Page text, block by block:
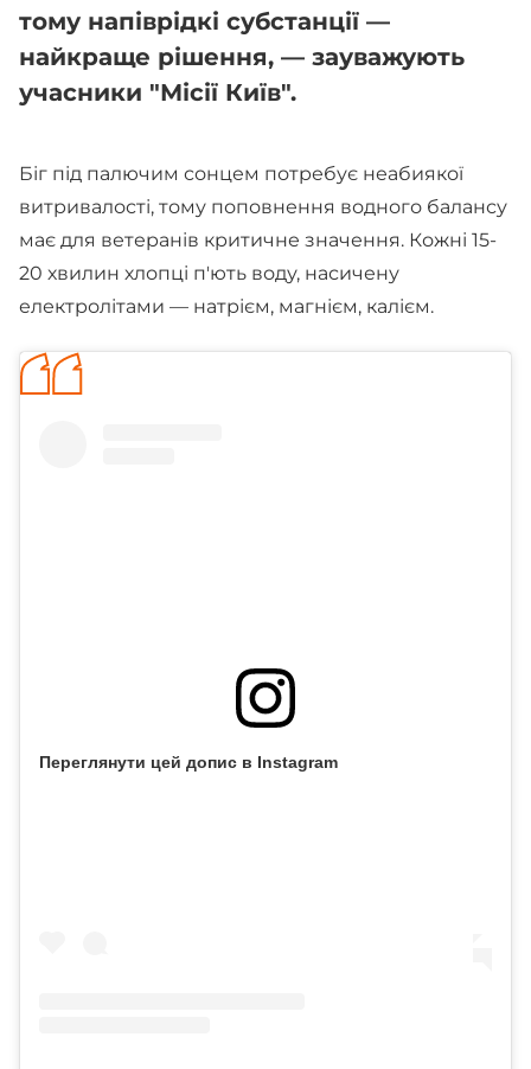
тому напіврідкі субстанції —
найкраще рішення, — зауважують
учасники "Місії Київ".
Біг під палючим сонцем потребує неабиякої
витривалості, тому поповнення водного балансу
має для ветеранів критичне значення. Кожні 15-
20 хвилин хлопці п'ють воду, насичену
електролітами — натрієм, магнієм, калієм.
Переглянути цей допис в Instagram